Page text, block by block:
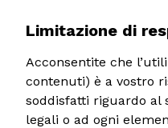
Limitazione di
Acconsentite che
contenuti) è a vostro
soddisfatti riguardo al
legali o ad ogni